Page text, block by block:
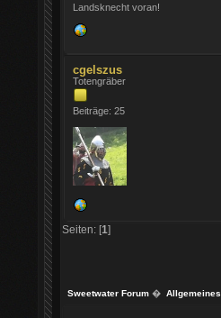
Landsknecht voran!
cgelszus
Totengräber
Beiträge: 25
Seiten: [1]
Sweetwater Forum � Allgemeines